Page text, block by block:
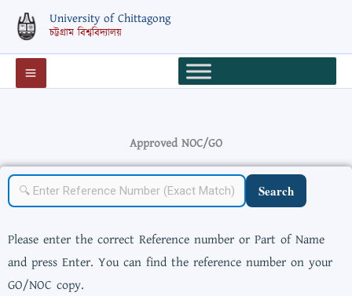
content
University of Chittagong
চট্টগ্রাম বিশ্ববিদ্যালয়
Approved NOC/GO
Search
Please enter the correct Reference number or Part of Name
and press Enter. You can find the reference number on your
GO/NOC copy.